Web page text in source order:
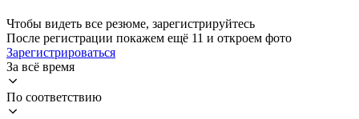
Чтобы видеть все резюме, зарегистрируйтесь
После регистрации покажем ещё 11 и откроем фото
Зарегистрироваться
За всё время
По соответствию